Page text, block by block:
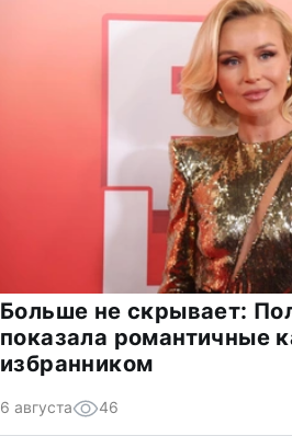
Больше не скрывает:
показала романтичные
избранником
6 августа 46